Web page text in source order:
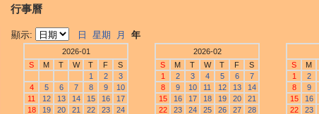
行事曆
顯示: 日 星期 月 年
2026-01
S
M T W T F
S
1
2
3
4
5 6 7 8 9
10
11
12 13 14 15 16
17
18
19 20 21 22 23
24
2026-02
S
M T W T F
S
1
2 3 4 5 6
7
8
9 10 11 12 13
14
15
16 17 18 19 20
21
22
23 24 25 26 27 28
S
M
1
2
8
9
15
16
22
23